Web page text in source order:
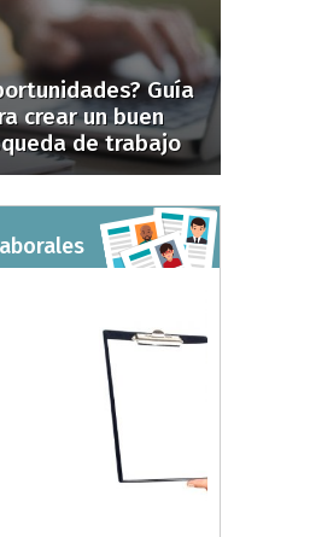
Guía
crear un buen
de trabajo